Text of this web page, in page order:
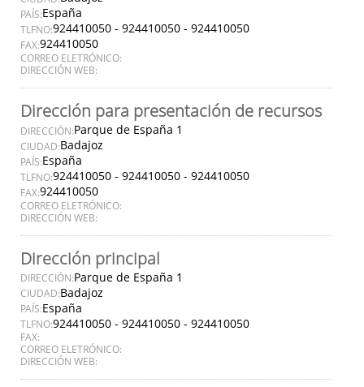
PAÍS:España
TLFNO:924410050 - 924410050 - 924410050
FAX:924410050
CORREO ELETRÓNICO:
DIRECCIÓN WEB:
Dirección para presentación de recursos
DIRECCIÓN:Parque de España 1
CIUDAD:Badajoz
PAÍS:España
TLFNO:924410050 - 924410050 - 924410050
FAX:924410050
CORREO ELETRÓNICO:
DIRECCIÓN WEB:
Dirección principal
DIRECCIÓN:Parque de España 1
CIUDAD:Badajoz
PAÍS:España
TLFNO:924410050 - 924410050 - 924410050
FAX:
CORREO ELETRÓNICO:
DIRECCIÓN WEB: